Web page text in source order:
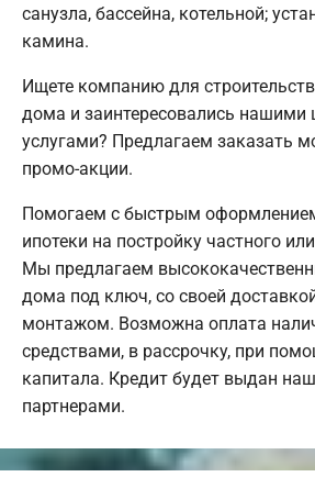
санузла, бассейна, котельной;
камина.
Ищете компанию для
дома и заинтересовались нашими
услугами? Предлагаем заказать
промо-акции.
Помогаем с быстрым
ипотеки на постройку частного
Мы предлагаем
дома под ключ, со своей
монтажом. Возможна оплата
средствами, в рассрочку, при
капитала. Кредит будет выдан
партнерами.